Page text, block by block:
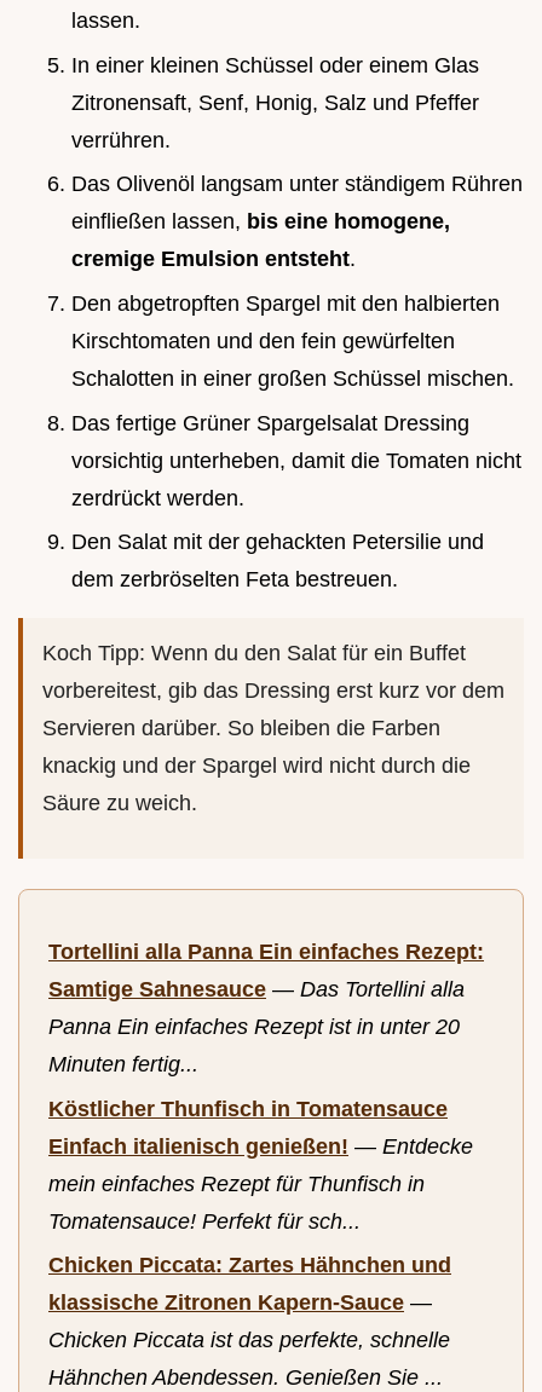
lassen.
In einer kleinen Schüssel oder einem Glas
Zitronensaft, Senf, Honig, Salz und Pfeffer
verrühren.
Das Olivenöl langsam unter ständigem Rühren
einfließen lassen, bis eine homogene,
cremige Emulsion entsteht.
Den abgetropften Spargel mit den halbierten
Kirschtomaten und den fein gewürfelten
Schalotten in einer großen Schüssel mischen.
Das fertige Grüner Spargelsalat Dressing
vorsichtig unterheben, damit die Tomaten nicht
zerdrückt werden.
Den Salat mit der gehackten Petersilie und
dem zerbröselten Feta bestreuen.
Koch Tipp: Wenn du den Salat für ein Buffet
vorbereitest, gib das Dressing erst kurz vor dem
Servieren darüber. So bleiben die Farben
knackig und der Spargel wird nicht durch die
Säure zu weich.
Tortellini alla Panna Ein einfaches Rezept:
Samtige Sahnesauce — Das Tortellini alla
Panna Ein einfaches Rezept ist in unter 20
Minuten fertig...
Köstlicher Thunfisch in Tomatensauce
Einfach italienisch genießen! — Entdecke
mein einfaches Rezept für Thunfisch in
Tomatensauce! Perfekt für sch...
Chicken Piccata: Zartes Hähnchen und
klassische Zitronen Kapern-Sauce —
Chicken Piccata ist das perfekte, schnelle
Hähnchen Abendessen. Genießen Sie ...